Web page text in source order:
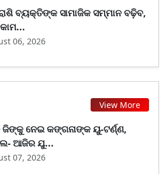
ବ୍ୟକ୍ତିଙ୍କ ସାମାଜିକ ସମ୍ମାନ ବଢ଼ିବ,
06, 2026
View More
ଜିଙ୍କୁ ନେଇ କଙ୍ଗନାଙ୍କ ୟୁ-ଟର୍ଣ୍ଣ,
ଆଜିର ଯୁ...
07, 2026